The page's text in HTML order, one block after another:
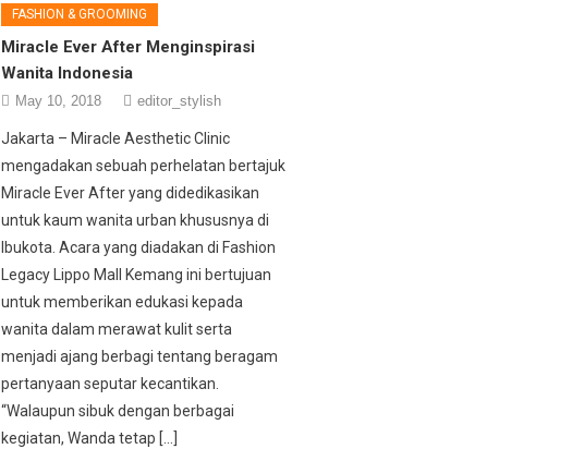
FASHION & GROOMING
Miracle Ever After Menginspirasi
Wanita Indonesia
May 10, 2018 editor_stylish
Jakarta – Miracle Aesthetic Clinic
mengadakan sebuah perhelatan bertajuk
Miracle Ever After yang didedikasikan
untuk kaum wanita urban khususnya di
Ibukota. Acara yang diadakan di Fashion
Legacy Lippo Mall Kemang ini bertujuan
untuk memberikan edukasi kepada
wanita dalam merawat kulit serta
menjadi ajang berbagi tentang beragam
pertanyaan seputar kecantikan.
“Walaupun sibuk dengan berbagai
kegiatan, Wanda tetap […]